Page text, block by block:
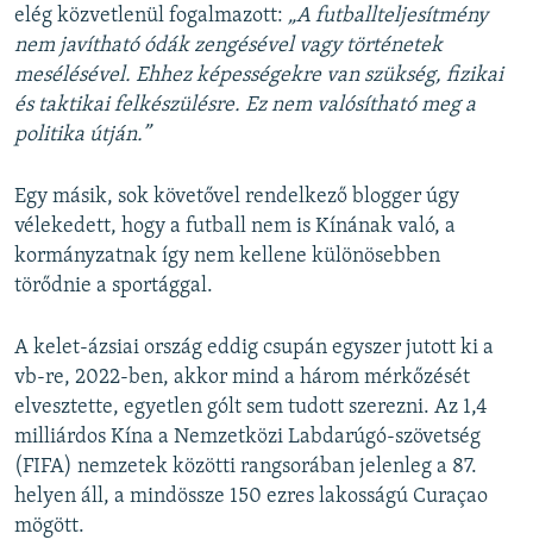
elég közvetlenül fogalmazott: „A futballteljesítmény
nem javítható ódák zengésével vagy történetek
mesélésével. Ehhez képességekre van szükség, fizikai
és taktikai felkészülésre. Ez nem valósítható meg a
politika útján.”
Egy másik, sok követővel rendelkező blogger úgy
vélekedett, hogy a futball nem is Kínának való, a
kormányzatnak így nem kellene különösebben
törődnie a sportággal.
A kelet-ázsiai ország eddig csupán egyszer jutott ki a
vb-re, 2022-ben, akkor mind a három mérkőzését
elvesztette, egyetlen gólt sem tudott szerezni. Az 1,4
milliárdos Kína a Nemzetközi Labdarúgó-szövetség
(FIFA) nemzetek közötti rangsorában jelenleg a 87.
helyen áll, a mindössze 150 ezres lakosságú Curaçao
mögött.